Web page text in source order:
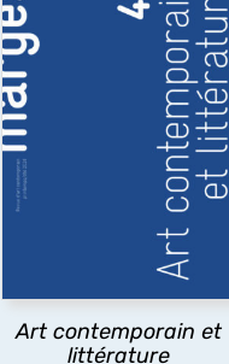
Art contemporain et
littérature
Art contemporain et
littérature
Quelles sont les relations
entre art contemporain et
littérature ? A travers des
exemples allant des
emprunts littéraires à des
œuvres plastiques jusqu’à
l’usage par l’art
contemporain de textes
les pratiques existantes.